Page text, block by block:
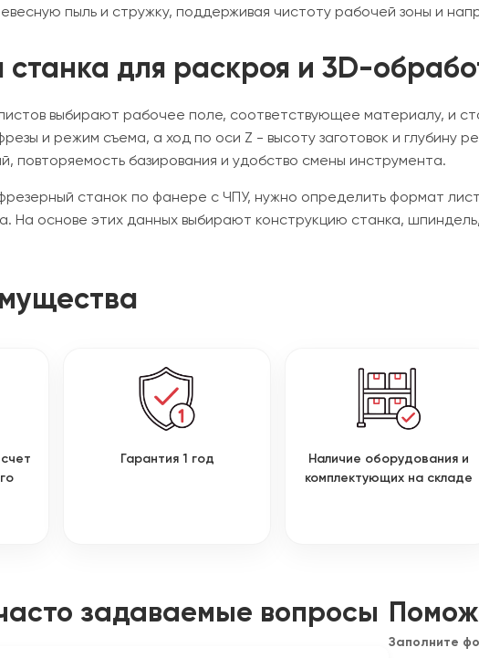
пыль и стружку, поддерживая чистоту рабочей зоны и
для раскроя и 3D-
выбирают рабочее поле, соответствующее материалу, и
и режим съема, а ход по оси Z - высоту заготовок и глубину
повторяемость базирования и удобство смены инструмента.
станок по фанере с ЧПУ, нужно определить формат
На основе этих данных выбирают конструкцию станка,
Гарантия 1 год
Наличие оборудования и
комплектующих на складе
задаваемые вопросы
Заполните